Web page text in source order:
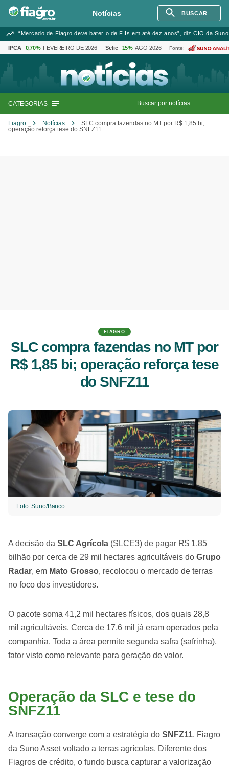
Notícias BUSCAR
“Mercado de Fiagro deve bater o de FIIs em até dez anos”, diz CIO da
IPCA 0,70% FEVEREIRO DE 2026 Selic 15% AGO 2026 Fonte:
CATEGORIAS
Fiagro Notícias
SLC compra fazendas no MT por R$ 1,85 bi;
operação reforça tese do SNFZ11
FIAGRO
SLC compra fazendas no MT por
R$ 1,85 bi; operação reforça tese
do SNFZ11
Foto: Suno/Banco
A decisão da SLC Agrícola (SLCE3) de pagar R$ 1,85
bilhão por cerca de 29 mil hectares agricultáveis do Grupo
Radar, em Mato Grosso, recolocou o mercado de terras
no foco dos investidores.
O pacote soma 41,2 mil hectares físicos, dos quais 28,8
mil agricultáveis. Cerca de 17,6 mil já eram operados pela
companhia. Toda a área permite segunda safra (safrinha),
fator visto como relevante para geração de valor.
Operação da SLC e tese do
SNFZ11
A transação converge com a estratégia do SNFZ11, Fiagro
da Suno Asset voltado a terras agrícolas. Diferente dos
Fiagros de crédito, o fundo busca capturar a valorização